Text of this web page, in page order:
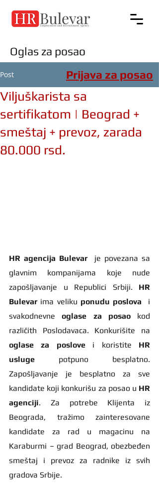
Oglas za posao
Post
Viljuškarista sa
sertifikatom | Beograd +
smeštaj + prevoz, zarada
80.000 rsd.
HR agencija Bulevar
  je povezana sa
glavnim kompanijama koje nude
zapošljavanje u Republici Srbiji. HR
Bulevar ima veliku ponudu poslova
  i
svakodnevne oglase za posao kod
oglase za poslove i koristite HR
usluge potpuno besplatno.
Zapošljavanje je besplatno za sve
kandidate koji konkurišu za posao u HR
agenciji. Za potrebe Klijenta iz
Beograda, tražimo zainteresovane
kandidate za rad u magacinu na
Karaburmi – grad Beograd, obezbeđen
smeštaj i prevoz za radnike iz svih
gradova Srbije.
Prijava za posao